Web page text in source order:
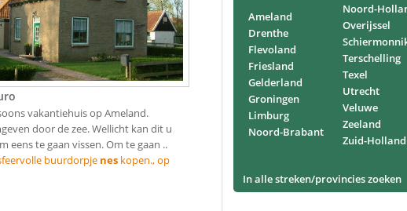
vakantiehuis op Ameland.
door de zee. Wellicht kan dit u
eens te gaan vissen. Om te gaan ..
buurdorpje nes kopen., op
Ameland
Drenthe
Flevoland
Friesland
Gelderland
Groningen
Limburg
Noord-Brabant
Noord-
Overijssel
Terschelling
Texel
Utrecht
Veluwe
Zeeland
Zuid-Holland
In alle streken/provincies zoeken